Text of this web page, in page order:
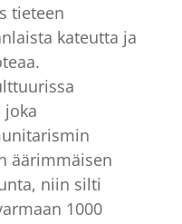
tieteen
kateutta ja
joka
äärimmäisen
niin silti
1000